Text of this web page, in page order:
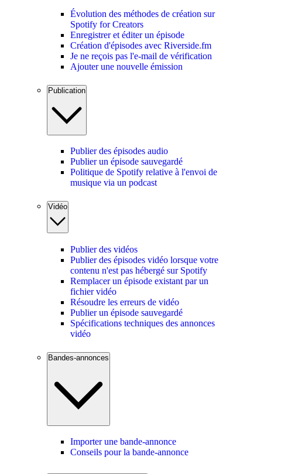
Évolution des méthodes de création sur
Spotify for Creators
Enregistrer et éditer un épisode
Création d'épisodes avec Riverside.fm
Je ne reçois pas l'e-mail de vérification
Ajouter une nouvelle émission
Publication
Publier des épisodes audio
Publier un épisode sauvegardé
Politique de Spotify relative à l'envoi de
musique via un podcast
Vidéo
Publier des vidéos
Publier des épisodes vidéo lorsque votre
contenu n'est pas hébergé sur Spotify
Remplacer un épisode existant par un
fichier vidéo
Résoudre les erreurs de vidéo
Publier un épisode sauvegardé
Spécifications techniques des annonces
vidéo
Bandes-annonces
Importer une bande-annonce
Conseils pour la bande-annonce